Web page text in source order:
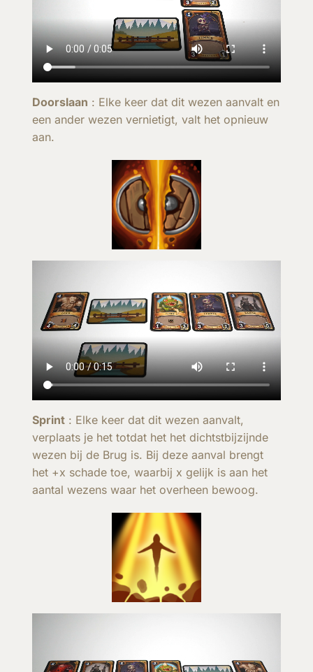
Doorslaan : Elke keer dat dit wezen aanvalt en
een ander wezen vernietigt, valt het opnieuw
aan.
Sprint : Elke keer dat dit wezen aanvalt,
verplaats je het totdat het het dichtstbijzijnde
wezen bij de Brug is. Bij deze aanval brengt
het +x schade toe, waarbij x gelijk is aan het
aantal wezens waar het overheen bewoog.